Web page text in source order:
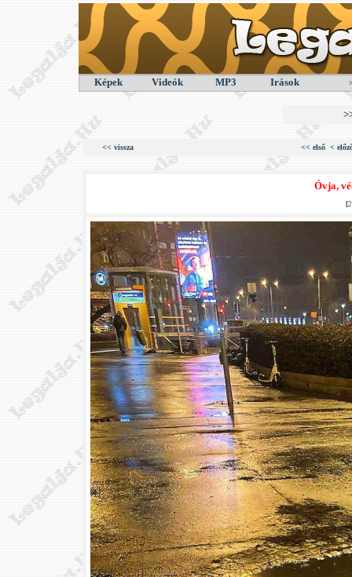
Képek Videók MP3 Irások
<< vissza << első <
Óvja,
[